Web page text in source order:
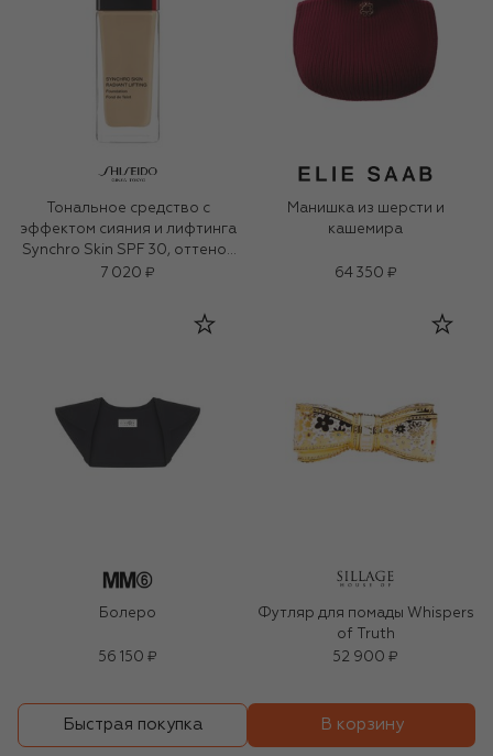
Тональное средство с
эффектом сияния и лифтинга
Synchro Skin SPF 30, оттенок
210 Birch (30ml)
7 020 ₽
Манишка из шерсти и
кашемира
64 350 ₽
Болеро
56 150 ₽
Футляр для помады Whispers
of Truth
52 900 ₽
Быстрая покупка В корзину